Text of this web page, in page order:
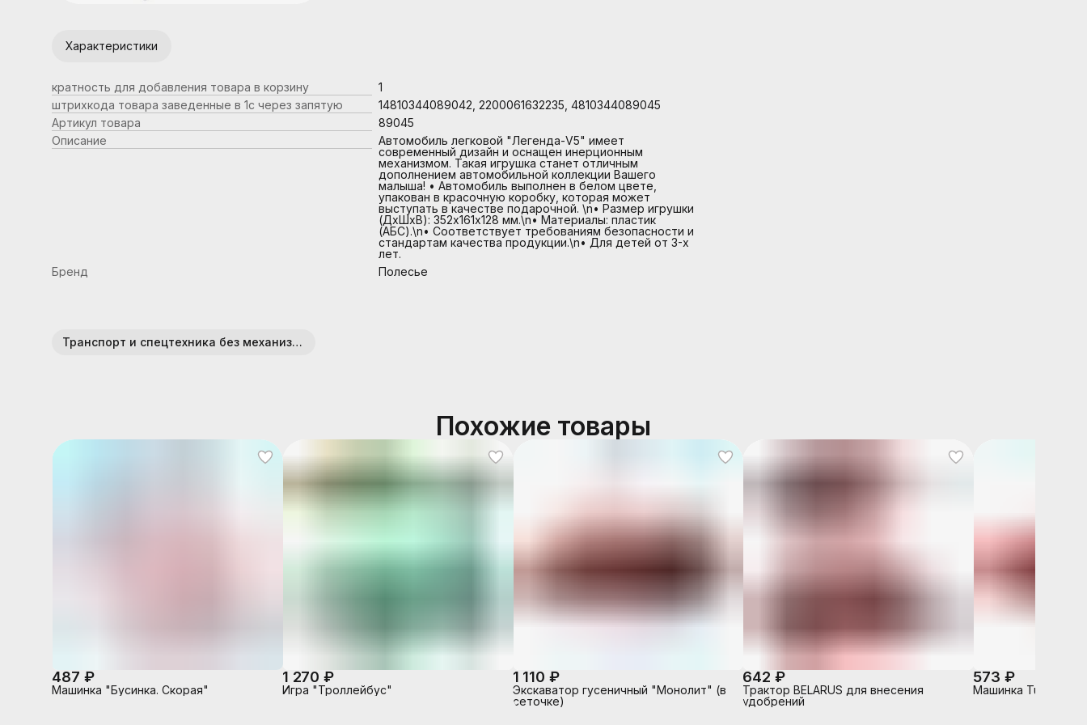
Характеристики
кратность для добавления товара в корзину
1
штрихкода товара заведенные в 1с через запятую
14810344089042, 2200061632235, 4810344089045
Артикул товара
89045
Описание
Автомобиль легковой "Легенда-V5" имеет
современный дизайн и оснащен инерционным
механизмом. Такая игрушка станет отличным
дополнением автомобильной коллекции Вашего
малыша! • Автомобиль выполнен в белом цвете,
упакован в красочную коробку, которая может
выступать в качестве подарочной. \n• Размер игрушки
(ДхШхВ): 352х161х128 мм.\n• Материалы: пластик
(АБС).\n• Соответствует требованиям безопасности и
стандартам качества продукции.\n• Для детей от 3-х
лет.
Бренд
Полесье
Транспорт и спецтехника без механизмов (пластик)
Похожие товары
487 ₽
Машинка "Бусинка. Скорая"
1 270 ₽
Игра "Троллейбус"
1 110 ₽
Экскаватор гусеничный "Монолит" (в
сеточке)
642 ₽
Трактор BELARUS для внесения
удобрений
573 ₽
Машинка Turbo "V-